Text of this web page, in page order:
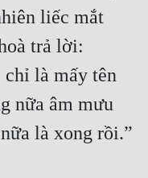
liếc mắt
trả lời:
chỉ là mấy tên
nữa âm mưu
là xong rồi.”